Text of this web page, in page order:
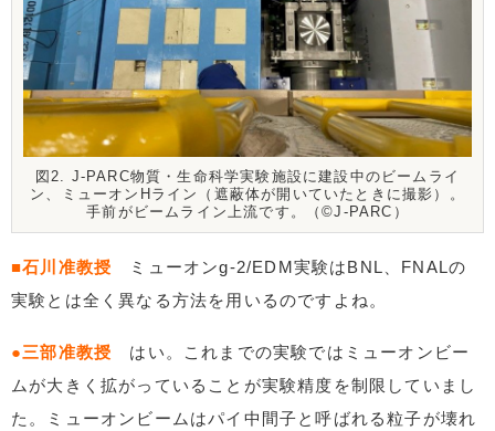
図2. J-PARC物質・生命科学実験施設に建設中のビームライ
ン、ミューオンHライン（遮蔽体が開いていたときに撮影）。
手前がビームライン上流です。（©️J-PARC）
■石川准教授 ミューオンg-2/EDM実験はBNL、FNALの
実験とは全く異なる方法を用いるのですよね。
●三部准教授 はい。これまでの実験ではミューオンビー
ムが大きく拡がっていることが実験精度を制限していまし
た。ミューオンビームはパイ中間子と呼ばれる粒子が壊れ